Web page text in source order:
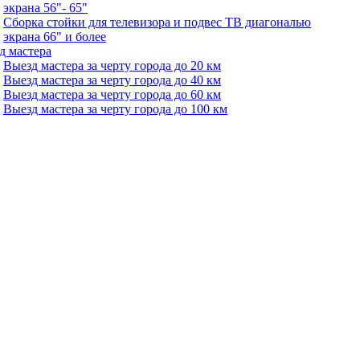
экрана 56"- 65"
Сборка стойки для телевизора и подвес ТВ диагональю
экрана 66" и более
мастера
Выезд мастера за черту города до 20 км
Выезд мастера за черту города до 40 км
Выезд мастера за черту города до 60 км
Выезд мастера за черту города до 100 км